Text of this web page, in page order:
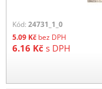
Kód: 24731_1_0
5.09 Kč bez DPH
6.16 Kč s DPH